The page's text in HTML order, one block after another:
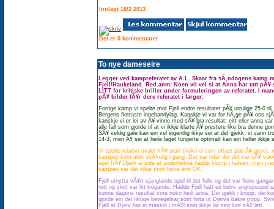
Innlagt 18/2 2013
Det er 0 kommentarer
To nye dameseire
Legger ved kampreferatet av A.L. Skaar fra sÃ¸ndagens kamp
Fjell/Haukeland. Red.anm: Noen vil vel si at Anna har tatt pÃ¥
LITT for kritiske briller under formuleringen av referatet. I
pÃ¥ bilder fÃ¥r dere referatet i farger:
Forrige kamp vi spelte mot Fjell endte resultatet pÃ¥ utrulige 25-0 til
Bergens flottaste innebandylag. Kanskje vi var for hÃ¸ge pÃ¥ oss
kanskje vi er lei av Ã¥ vinne med sÃ¥ bra resultat; eitt eller anna
alle fall som gjorde til at vi ikkje klarte Ã¥ prestere like bra denne
SÃ¥ veldig gale kan ein vel eigentlig ikkje sei at det gjekk, vi vann
14-3, men Ã¥ sei at heile laget fungerte optimalt kan ein heller ikkje
Vi spelte relativt svakt frÃ¥ start (noko vi som oftast plar Ã¥ gjere),
kampen kom aldri skikkelig i gang. Det var tider der det var sÃ¥
spel frÃ¥ Djerv si side at underteikna hadde klump i halsen, men i
kampen var det ikkje stort betre enn OK.
Fjell utnytta vÃ¥rt sjanglande spel til det fulle og det var fleire
rett og slett var litt trugande. Hadde Fjell hatt eit betre angrepsspel
kunne dagens resultat vore noko heilt anna. Dei gjekk i kropp, dei
gjorde ein del riktige bevegelsar som finta ut Djervs bakre tropp.
Fjell at Djerv har ei maskin i mÃ¥l som ikkje lar seg lure sÃ¥ lett.